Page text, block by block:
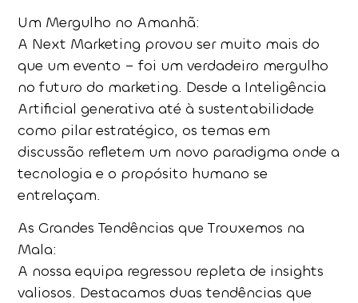
Um Mergulho no Amanhã:
A Next Marketing provou ser muito mais do
que um evento – foi um verdadeiro mergulho
no futuro do marketing. Desde a Inteligência
Artificial generativa até àsustentabilidade
como pilar estratégico, os temas em
discussão refletem um novo paradigma onde a
tecnologia e o propósito humano se
entrelaçam.
As Grandes Tendências que Trouxemos na
Mala:
A nossa equipa regressou repleta de insights
valiosos. Destacamos duas tendências que